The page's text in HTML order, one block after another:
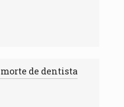
de dentista